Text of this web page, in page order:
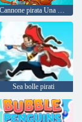
Cannone pirata Una mega battaglia
Sea bolle pirati